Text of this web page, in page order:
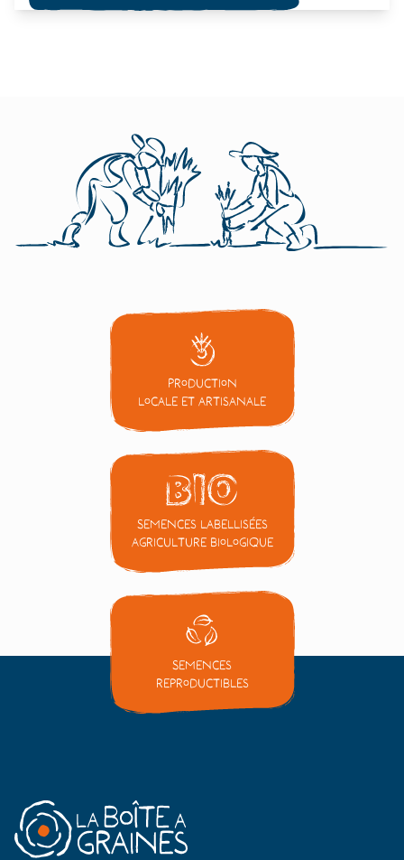
annuelle.
Production
locale et artisanale
Semences labellisées
Agriculture Biologique
Semences
reproductibles